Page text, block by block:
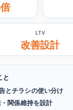
LTV
改善設計
と
とチラシの使い分け
関係維持を設計